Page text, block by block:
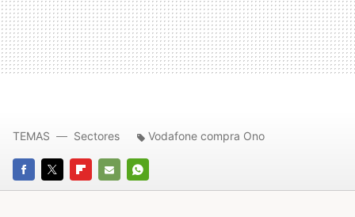
FACEBOOK
TWITTERFLIPBOARD
E-
WHATSAPP
TEMAS Sectores Vodafone compra Ono